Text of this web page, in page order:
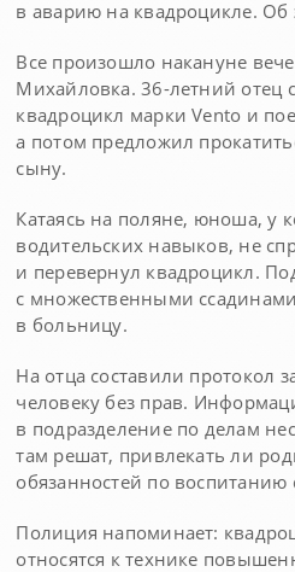
в аварию на квадроцикле. Об
Все произошло накануне
Михайловка. 36-летний отец
квадроцикл марки Vento и
а потом предложил
сыну.
Катаясь на поляне, юноша, у
водительских навыков, не
и перевернул квадроцикл.
с множественными
в больницу.
На отца составили протокол
человеку без прав.
в подразделение по делам
там решат, привлекать ли
обязанностей по воспитанию
Полиция напоминает:
относятся к технике